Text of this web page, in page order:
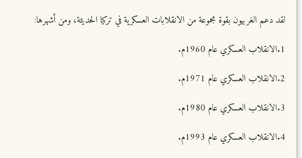
لقد دعم الغربيون بقوة مجموعة من الانقلابات العسكرية في تركيا الحديثة، ومن أشهرها:
1.الانقلاب العسكري عام 1960م.
2.الانقلاب العسكري عام 1971م.
3.الانقلاب العسكري عام 1980م.
4.الانقلاب العسكري عام 1993م.